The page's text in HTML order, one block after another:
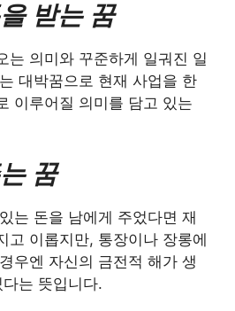
받는 꿈
는 의미와 꾸준하게 일궈진 일
대박꿈으로 현재 사업을 한
이루어질 의미를 담고 있는
꿈
는 돈을 남에게 주었다면 재
고 이롭지만, 통장이나 장롱에
우엔 자신의 금전적 해가 생
는 뜻입니다.